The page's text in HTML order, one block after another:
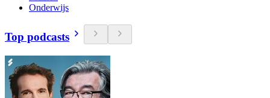
Onderwijs
Top podcasts